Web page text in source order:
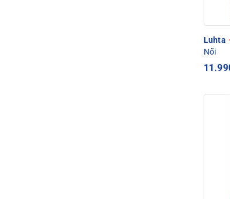
Luhta ·
Női